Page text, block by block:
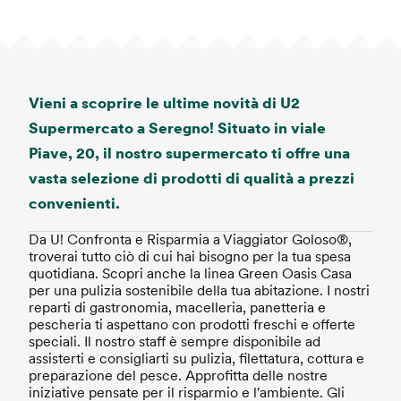
Vieni a scoprire le ultime novità di U2
Supermercato a Seregno! Situato in viale
Piave, 20, il nostro supermercato ti offre una
vasta selezione di prodotti di qualità a prezzi
convenienti.
Da U! Confronta e Risparmia a Viaggiator Goloso®,
troverai tutto ciò di cui hai bisogno per la tua spesa
quotidiana. Scopri anche la linea Green Oasis Casa
per una pulizia sostenibile della tua abitazione. I nostri
reparti di gastronomia, macelleria, panetteria e
pescheria ti aspettano con prodotti freschi e offerte
speciali. Il nostro staff è sempre disponibile ad
assisterti e consigliarti su pulizia, filettatura, cottura e
preparazione del pesce. Approfitta delle nostre
iniziative pensate per il risparmio e l'ambiente. Gli